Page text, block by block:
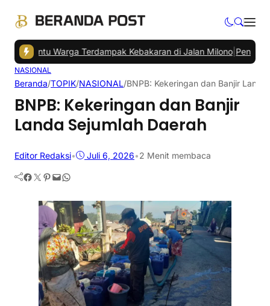
Warga Terdampak Kebakaran di Jalan Milono| Penumpang
NASIONAL
Beranda/TOPIK/NASIONAL/BNPB: Kekeringan dan Banjir Landa
BNPB: Kekeringan dan Banjir
Landa Sejumlah Daerah
Editor Redaksi• Juli 6, 2026•2 Menit membaca
Facebook Twitter Pinterest Mail WhatsApp